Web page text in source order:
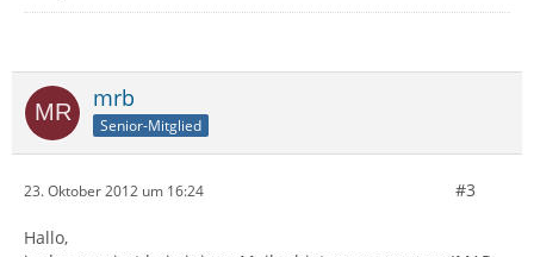
mrb
Senior-Mitglied
23. Oktober 2012 um 16:24 #3
Hallo,